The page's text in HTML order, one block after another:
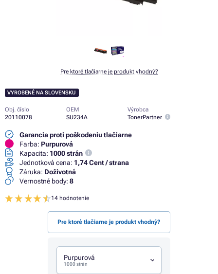
Pre ktoré tlačiarne je produkt vhodný?
VYROBENÉ NA SLOVENSKU
Obj. číslo
20110078
OEM
SU234A
Výrobca
TonerPartner
Garancia proti poškodeniu tlačiarne
Farba: Purpurová
Kapacita: 1000 strán
Jednotková cena: 1,74 Cent / strana
Záruka: Doživotná
Vernostné body: 8
14 hodnotenie
Pre ktoré tlačiarne je produkt vhodný?
Purpurová
1000 strán